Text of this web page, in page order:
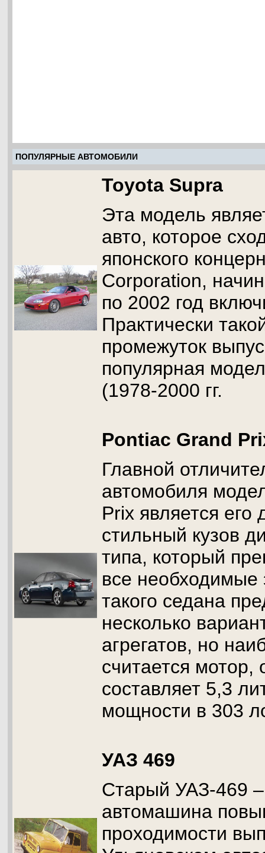
ПОПУЛЯРНЫЕ АВТОМОБИЛИ
Toyota Supra
Эта модель
авто, которое
японского
Corporation,
по 2002 год
Практически
промежуток
популярная
(1978-2000 гг.
Pontiac Grand
Главной
автомобиля
Prix является его
стильный кузов
типа, который
все
такого седана
несколько
агрегатов, но
считается мотор,
составляет 5,3
мощности в 303
УАЗ 469
Старый УАЗ-469 –
автомашина
проходимости